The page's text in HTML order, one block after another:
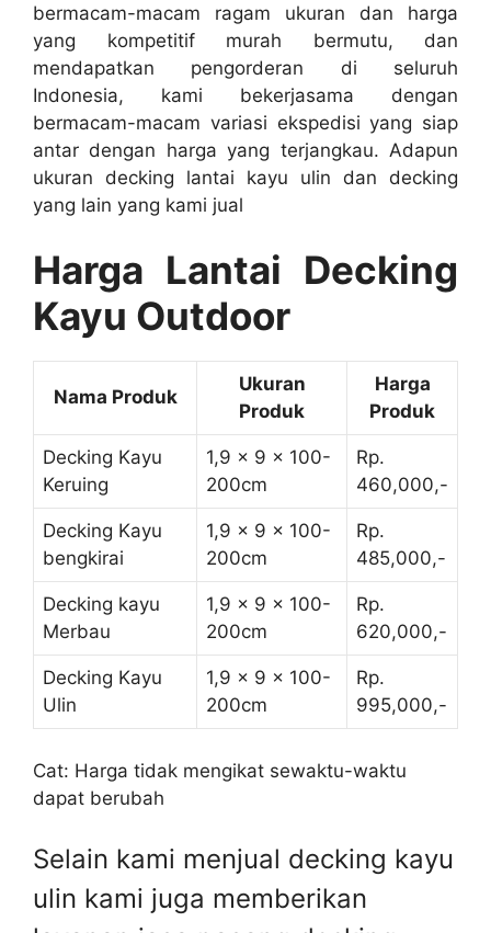
bermacam-macam ragam ukuran dan harga
yang kompetitif murah bermutu, dan
mendapatkan pengorderan di seluruh
Indonesia, kami bekerjasama dengan
bermacam-macam variasi ekspedisi yang siap
antar dengan harga yang terjangkau. Adapun
ukuran decking lantai kayu ulin dan decking
yang lain yang kami jual
Harga Lantai Decking
Kayu Outdoor
Nama Produk
Ukuran
Produk
Harga
Produk
Decking Kayu
Keruing
1,9 x 9 x 100-
200cm
Rp.
460,000,-
Decking Kayu
bengkirai
1,9 x 9 x 100-
200cm
Rp.
485,000,-
Decking kayu
Merbau
1,9 x 9 x 100-
200cm
Rp.
620,000,-
Decking Kayu
Ulin
1,9 x 9 x 100-
200cm
Rp.
995,000,-
Cat: Harga tidak mengikat sewaktu-waktu
dapat berubah
Selain kami menjual decking kayu
ulin kami juga memberikan